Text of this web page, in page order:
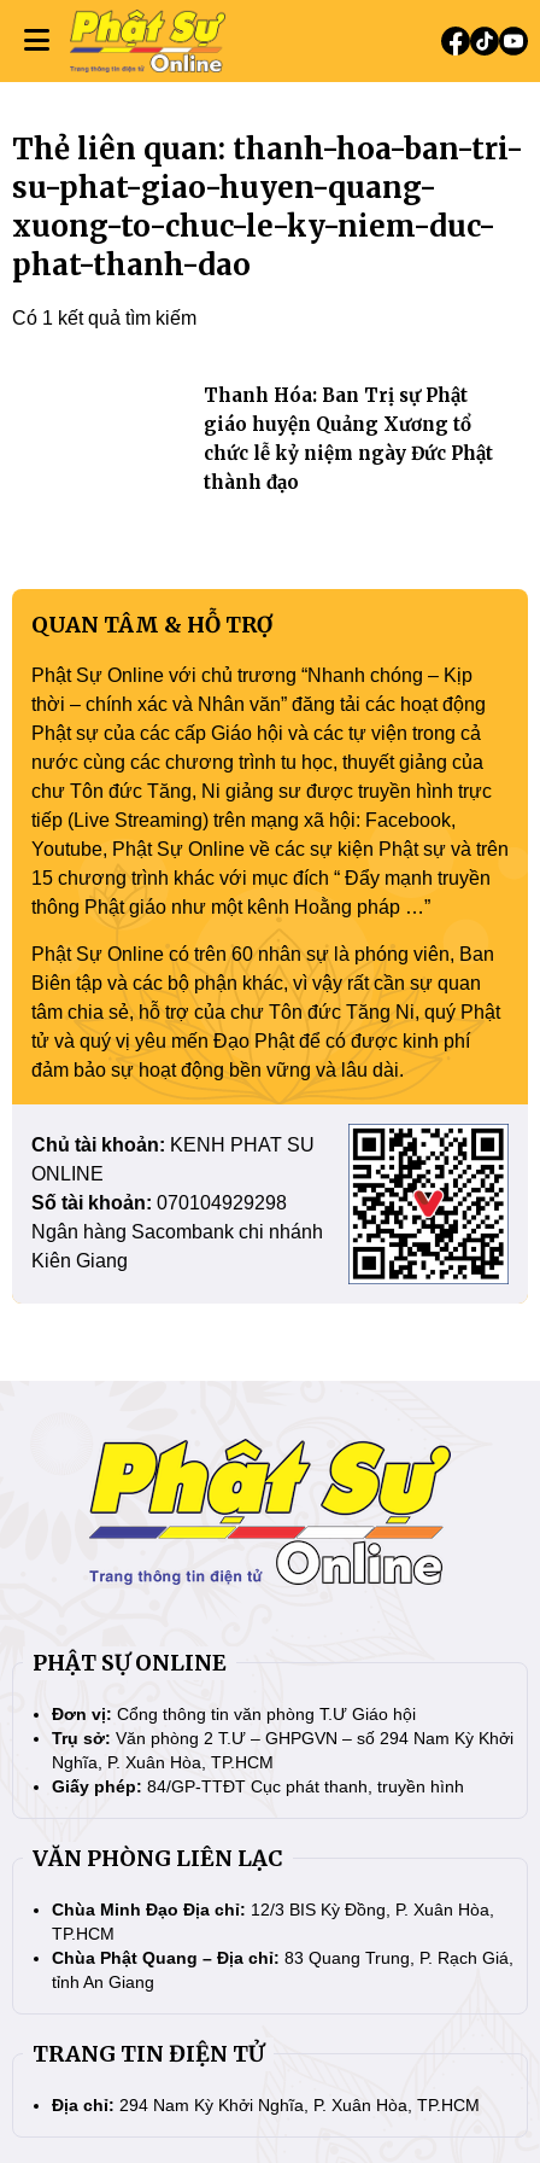
Thẻ liên quan: thanh-hoa-ban-tri-
su-phat-giao-huyen-quang-
xuong-to-chuc-le-ky-niem-duc-
phat-thanh-dao
Có 1 kết quả tìm kiếm
Thanh Hóa: Ban Trị sự Phật
giáo huyện Quảng Xương tổ
chức lễ kỷ niệm ngày Đức Phật
thành đạo
QUAN TÂM & HỖ TRỢ
Phật Sự Online với chủ trương “Nhanh chóng – Kịp
thời – chính xác và Nhân văn” đăng tải các hoạt động
Phật sự của các cấp Giáo hội và các tự viện trong cả
nước cùng các chương trình tu học, thuyết giảng của
chư Tôn đức Tăng, Ni giảng sư được truyền hình trực
tiếp (Live Streaming) trên mạng xã hội: Facebook,
Youtube, Phật Sự Online về các sự kiện Phật sự và trên
15 chương trình khác với mục đích “ Đẩy mạnh truyền
thông Phật giáo như một kênh Hoằng pháp …”
Phật Sự Online có trên 60 nhân sự là phóng viên, Ban
Biên tập và các bộ phận khác, vì vậy rất cần sự quan
tâm chia sẻ, hỗ trợ của chư Tôn đức Tăng Ni, quý Phật
tử và quý vị yêu mến Đạo Phật để có được kinh phí
đảm bảo sự hoạt động bền vững và lâu dài.
Chủ tài khoản: KENH PHAT SU
ONLINE
Số tài khoản: 070104929298
Ngân hàng Sacombank chi nhánh
Kiên Giang
PHẬT SỰ ONLINE
Đơn vị: Cổng thông tin văn phòng T.Ư Giáo hội
Trụ sở: Văn phòng 2 T.Ư – GHPGVN – số 294 Nam Kỳ Khởi
Nghĩa, P. Xuân Hòa, TP.HCM
Giấy phép: 84/GP-TTĐT Cục phát thanh, truyền hình
VĂN PHÒNG LIÊN LẠC
Chùa Minh Đạo Địa chỉ: 12/3 BIS Kỳ Đồng, P. Xuân Hòa,
TP.HCM
Chùa Phật Quang – Địa chỉ: 83 Quang Trung, P. Rạch Giá,
tỉnh An Giang
TRANG TIN ĐIỆN TỬ
Địa chỉ: 294 Nam Kỳ Khởi Nghĩa, P. Xuân Hòa, TP.HCM